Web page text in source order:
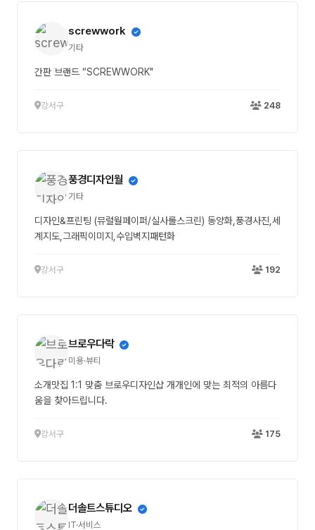
screwwork
기타
간판 브랜드 “SCREWWORK"
강서구 248
풍경디자인월
기타
디자인&프린팅 (뮤럴월페이퍼/실사롤스크린) 동양화,풍경사진,세
계지도,그래픽이미지,수입벽지패턴화
강서구 192
브로우다락
미용·뷰티
소개맛집 1:1 맞춤 브로우디자인샵 개개인에 맞는 최적의 아름다
움을 찾아드립니다.
강서구 175
더솔트스튜디오
IT·서비스